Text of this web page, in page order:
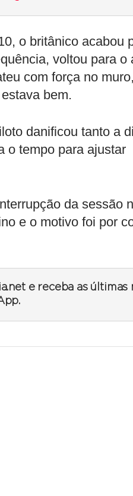
o britânico acabou
voltou para
com força no
bem.
danificou tanto a
o tempo para
da sessão
e o motivo foi por
e receba as